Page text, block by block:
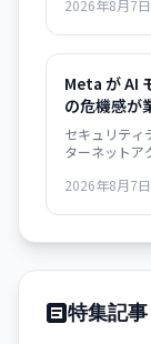
唆している。
2026年8月7
Meta が AI
の危機感が
セキュリティ
ターネットア
まっている。
2026年8月7
特集記事